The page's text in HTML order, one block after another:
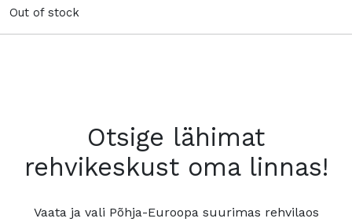
Out of stock
Otsige lähimat
rehvikeskust oma linnas!
Vaata ja vali Põhja-Euroopa suurimas rehvilaos